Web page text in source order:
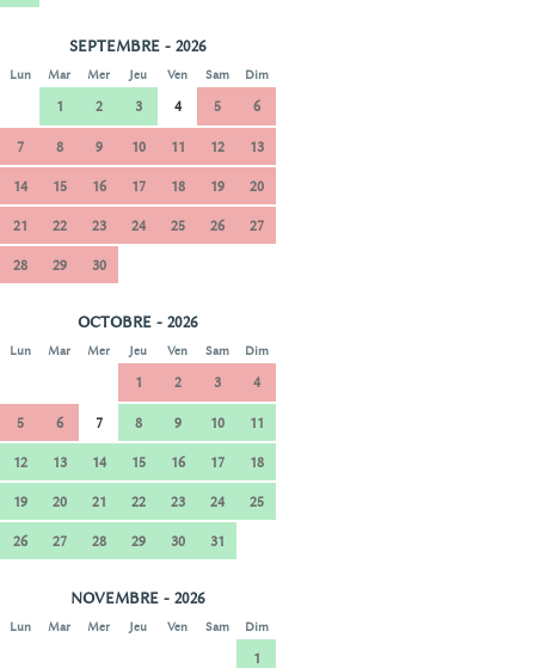
SEPTEMBRE - 2026
Lun Mar Mer Jeu Ven Sam Dim
1 2 3 4 5 6
7 8 9 10 11 12 13
14 15 16 17 18 19 20
21 22 23 24 25 26 27
28 29 30
OCTOBRE - 2026
Lun Mar Mer Jeu Ven Sam Dim
1 2 3 4
5 6 7 8 9 10 11
12 13 14 15 16 17 18
19 20 21 22 23 24 25
26 27 28 29 30 31
NOVEMBRE - 2026
Lun Mar Mer Jeu Ven Sam Dim
1